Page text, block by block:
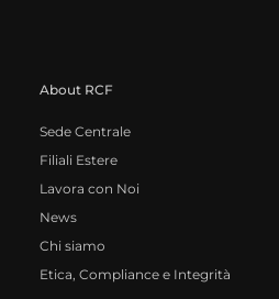
About RCF
Sede Centrale
Filiali Estere
Lavora con Noi
News
Chi siamo
Etica, Compliance e Integrità